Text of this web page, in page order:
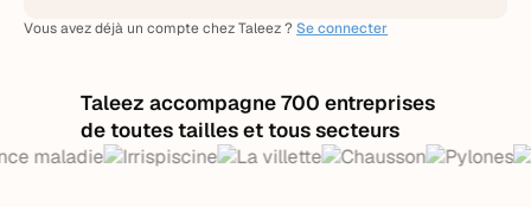
Vous avez déjà un compte chez Taleez ?Se connecter
Taleez accompagne 700 entreprises
de toutes tailles et tous secteurs